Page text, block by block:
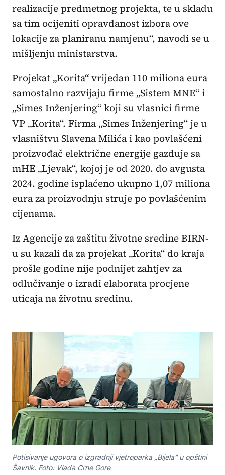
realizacije predmetnog projekta, te u skladu
sa tim ocijeniti opravdanost izbora ove
lokacije za planiranu namjenu“, navodi se u
mišljenju ministarstva.
Projekat „Korita“ vrijedan 110 miliona eura
samostalno razvijaju firme „Sistem MNE“ i
„Simes Inženjering“ koji su vlasnici firme
VP „Korita“. Firma „Simes Inženjering“ je u
vlasništvu Slavena Milića i kao povlašćeni
proizvođač električne energije gazduje sa
mHE „Ljevak“, kojoj je od 2020. do avgusta
2024. godine isplaćeno ukupno 1,07 miliona
eura za proizvodnju struje po povlašćenim
cijenama.
Iz Agencije za zaštitu životne sredine BIRN-
u su kazali da za projekat „Korita“ do kraja
prošle godine nije podnijet zahtjev za
odlučivanje o izradi elaborata procjene
uticaja na životnu sredinu.
Potisivanje ugovora o izgradnji vjetroparka „Bijela” u opštini
Šavnik. Foto: Vlada Crne Gore